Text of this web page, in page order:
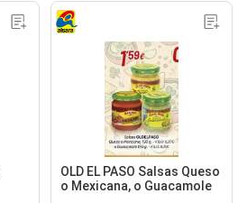
OLD EL PASO Salsas Queso
o Mexicana, o Guacamole